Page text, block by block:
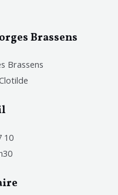
Brassens
Brassens
10